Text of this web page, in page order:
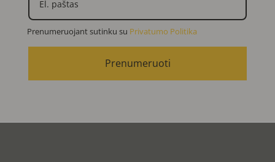
Prenumeruojant sutinku su Privatumo Politika
Prenumeruoti